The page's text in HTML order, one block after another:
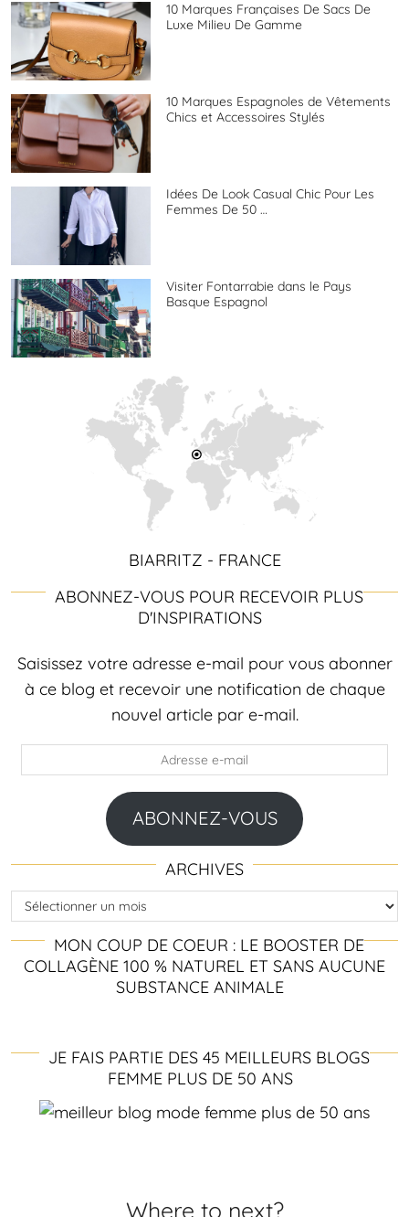
10 Marques Françaises De Sacs De
Luxe Milieu De Gamme
10 Marques Espagnoles de Vêtements
Chics et Accessoires Stylés
Idées De Look Casual Chic Pour Les
Femmes De 50 …
Visiter Fontarrabie dans le Pays
Basque Espagnol
BIARRITZ - FRANCE
ABONNEZ-VOUS POUR RECEVOIR PLUS
D'INSPIRATIONS
Saisissez votre adresse e-mail pour vous abonner
à ce blog et recevoir une notification de chaque
nouvel article par e-mail.
e-
ABONNEZ-VOUS
ARCHIVES
Archives
MON COUP DE COEUR : LE BOOSTER DE
COLLAGÈNE 100 % NATUREL ET SANS AUCUNE
SUBSTANCE ANIMALE
JE FAIS PARTIE DES 45 MEILLEURS BLOGS
FEMME PLUS DE 50 ANS
Where to next?